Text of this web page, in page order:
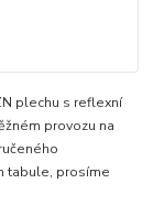
plechu s reflexní
provozu na
tabule, prosíme